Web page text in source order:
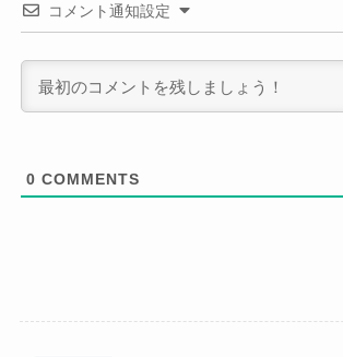
コメント通知設定
0 COMMENTS